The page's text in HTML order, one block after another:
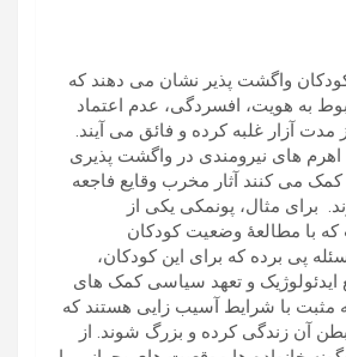
واگشت پذیر نشان می دهند که
به هویت، افسردگی، عدم اعتماد
مدت آزار غلبه کرده و فائق می آیند.
های نیرومندی در واگشت پذیری
کمک می کنند آثار مخرب وقایع فاجعه
برای مثال، پونمکی یکی از
با مطالعۀ وضعیت کودکان
پی برده که برای این کودکان،
و تعهد سیاسی کمک های
مثبت با شرایط آسیب زایی هستند که
آن زندگی کرده و بزرگ شوند. از